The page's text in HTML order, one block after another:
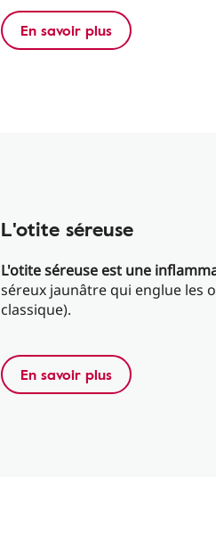
En savoir plus
L'otite séreuse
L'otite séreuse est une
séreux jaunâtre qui englue les
classique).
En savoir plus